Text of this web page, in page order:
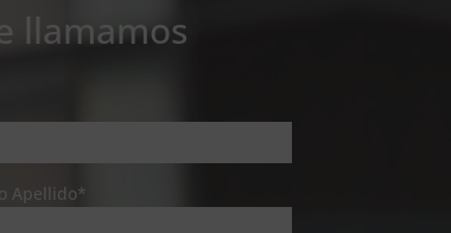
llamamos
Apellido*